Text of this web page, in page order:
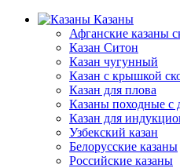
Казаны
Афганские казаны
Казан Ситон
Казан чугунный
Казан с крышкой
Казан для плова
Казаны походные с
Казан для
Узбекский казан
Белорусские казаны
Российские казаны